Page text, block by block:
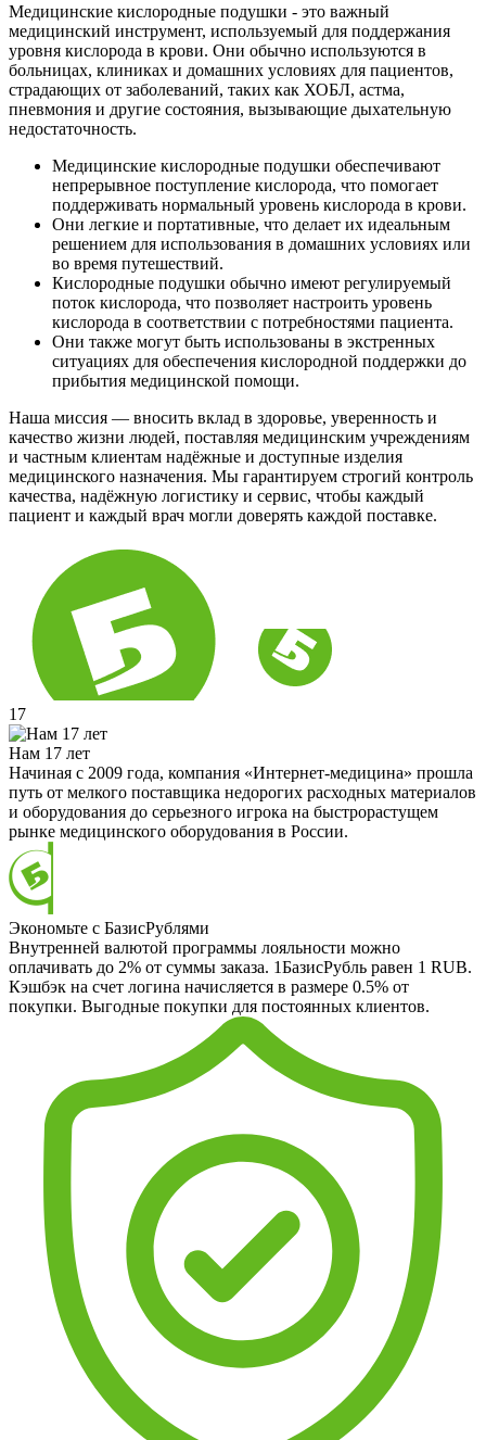
Медицинские кислородные подушки - это важный
медицинский инструмент, используемый для поддержания
уровня кислорода в крови. Они обычно используются в
больницах, клиниках и домашних условиях для пациентов,
страдающих от заболеваний, таких как ХОБЛ, астма,
пневмония и другие состояния, вызывающие дыхательную
недостаточность.
Медицинские кислородные подушки обеспечивают
непрерывное поступление кислорода, что помогает
поддерживать нормальный уровень кислорода в крови.
Они легкие и портативные, что делает их идеальным
решением для использования в домашних условиях или
во время путешествий.
Кислородные подушки обычно имеют регулируемый
поток кислорода, что позволяет настроить уровень
кислорода в соответствии с потребностями пациента.
Они также могут быть использованы в экстренных
ситуациях для обеспечения кислородной поддержки до
прибытия медицинской помощи.
Наша миссия — вносить вклад в здоровье, уверенность и
качество жизни людей, поставляя медицинским учреждениям
и частным клиентам надёжные и доступные изделия
медицинского назначения. Мы гарантируем строгий контроль
качества, надёжную логистику и сервис, чтобы каждый
пациент и каждый врач могли доверять каждой поставке.
17
Нам 17 лет
Начиная с 2009 года, компания «Интернет-медицина» прошла
путь от мелкого поставщика недорогих расходных материалов
и оборудования до серьезного игрока на быстрорастущем
рынке медицинского оборудования в России.
Экономьте с БазисРублями
Внутренней валютой программы лояльности можно
оплачивать до 2% от суммы заказа. 1БазисРубль равен 1 RUB.
Кэшбэк на счет логина начисляется в размере 0.5% от
покупки. Выгодные покупки для постоянных клиентов.